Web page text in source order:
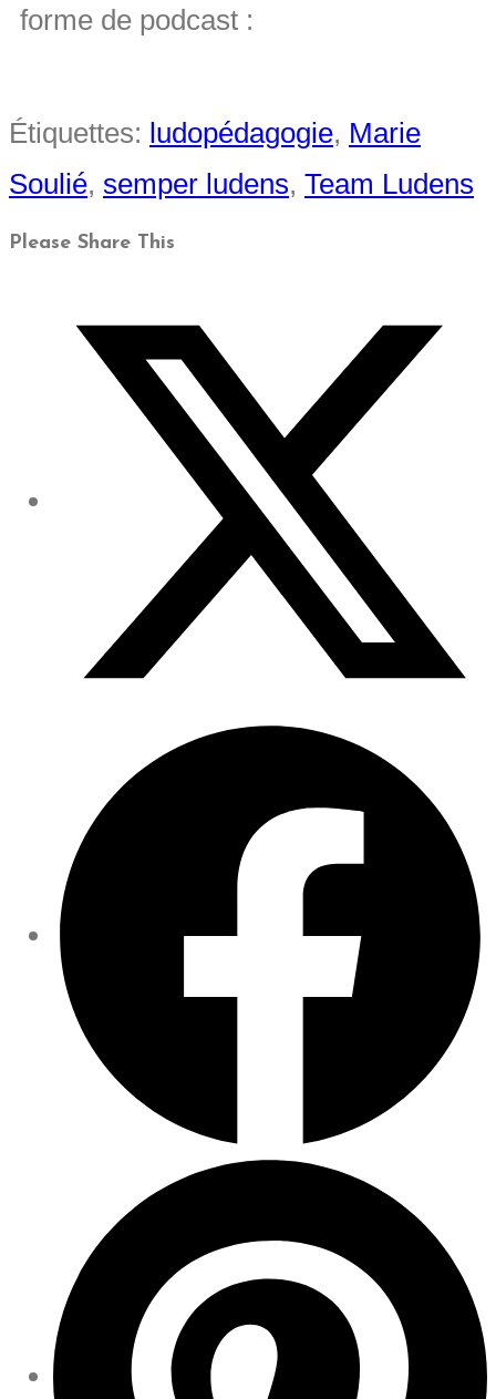
forme de podcast :
Étiquettes: ludopédagogie, Marie
Soulié, semper ludens, Team Ludens
Please Share This